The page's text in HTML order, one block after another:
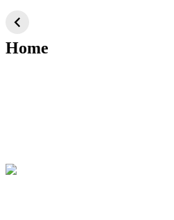
तकनीक जो आपको
2024 के लिए सीखनी
चाहिए
Home